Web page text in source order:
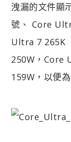
洩漏的文件顯
號、 Core
Ultra 7 265K
250W，Core
159W，以便